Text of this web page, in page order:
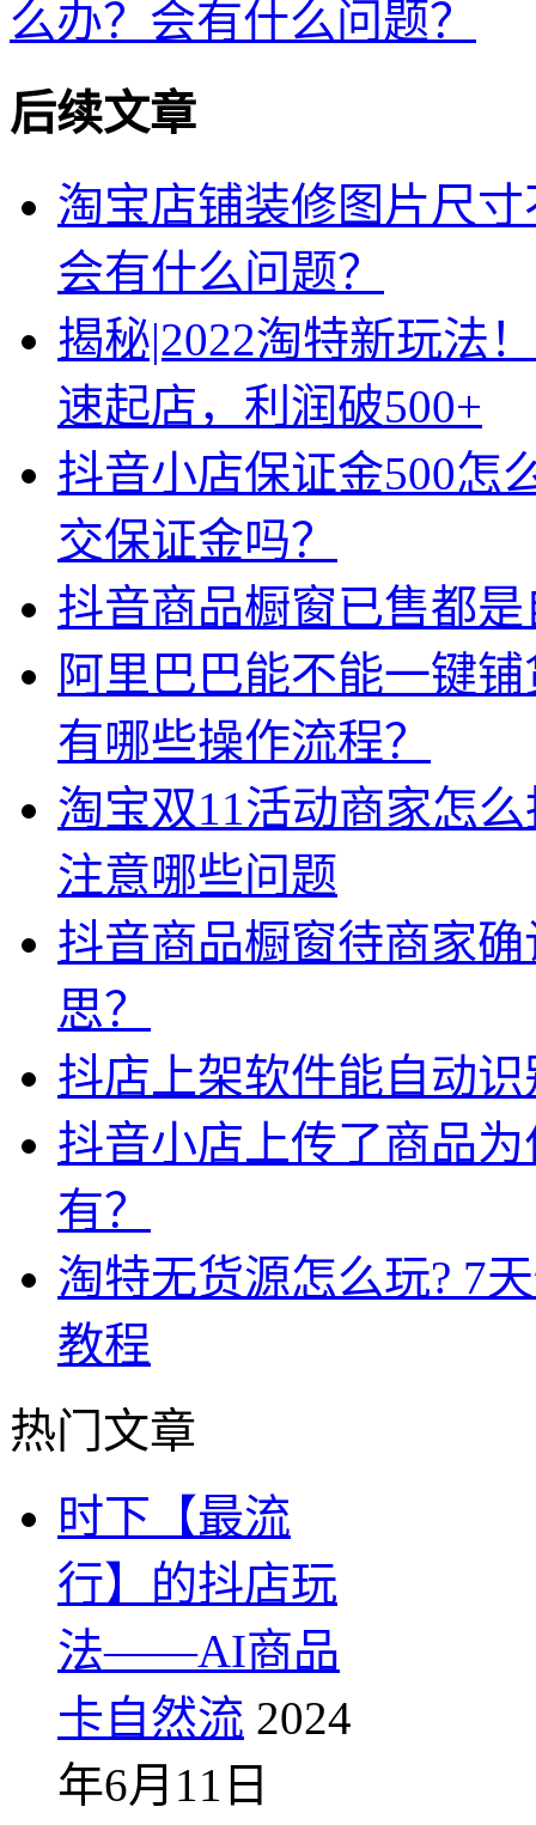
么办？会有什么问题？
后续文章
淘宝店铺装修图片尺
会有什么问题？
揭秘|2022淘特新玩法
速起店，利润破500+
抖音小店保证金500怎
交保证金吗？
抖音商品橱窗已售都
阿里巴巴能不能一键
有哪些操作流程？
淘宝双11活动商家怎
注意哪些问题
抖音商品橱窗待商家
思？
抖店上架软件能自动识
抖音小店上传了商品
有？
淘特无货源怎么玩? 7
教程
热门文章
时下【最流
行】的抖店玩
法——AI商品
卡自然流 2024
年6月11日